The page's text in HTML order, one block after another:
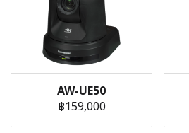
AW-UE50
฿159,000